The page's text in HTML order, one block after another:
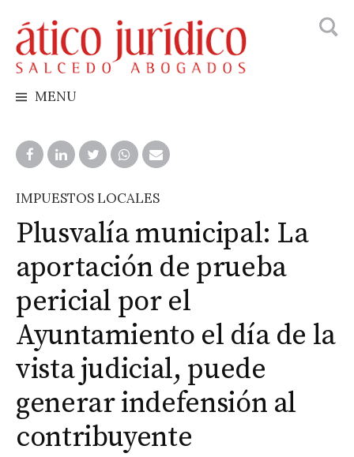
to
content
MENU
IMPUESTOS LOCALES
Plusvalía municipal: La
aportación de prueba
pericial por el
Ayuntamiento el día de la
vista judicial, puede
generar indefensión al
contribuyente